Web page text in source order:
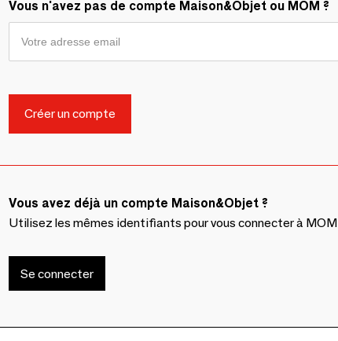
Vous n'avez pas de compte Maison&Objet ou MOM ?
Vous avez déjà un compte Maison&Objet ?
Utilisez les mêmes identifiants pour vous connecter à MOM
Se connecter